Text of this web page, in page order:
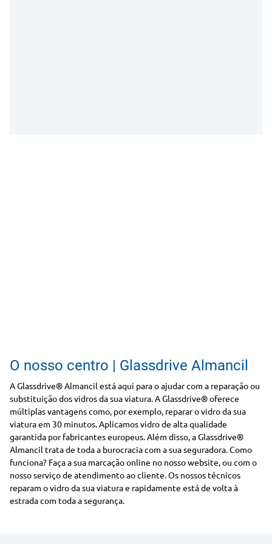
O nosso centro | Glassdrive Almancil
A Glassdrive® Almancil está aqui para o ajudar com a reparação ou
substituição dos vidros da sua viatura. A Glassdrive® oferece
múltiplas vantagens como, por exemplo, reparar o vidro da sua
viatura em 30 minutos. Aplicamos vidro de alta qualidade
garantida por fabricantes europeus. Além disso, a Glassdrive®
Almancil trata de toda a burocracia com a sua seguradora. Como
funciona? Faça a sua marcação online no nosso website, ou com o
nosso serviço de atendimento ao cliente. Os nossos técnicos
reparam o vidro da sua viatura e rapidamente está de volta à
estrada com toda a segurança.